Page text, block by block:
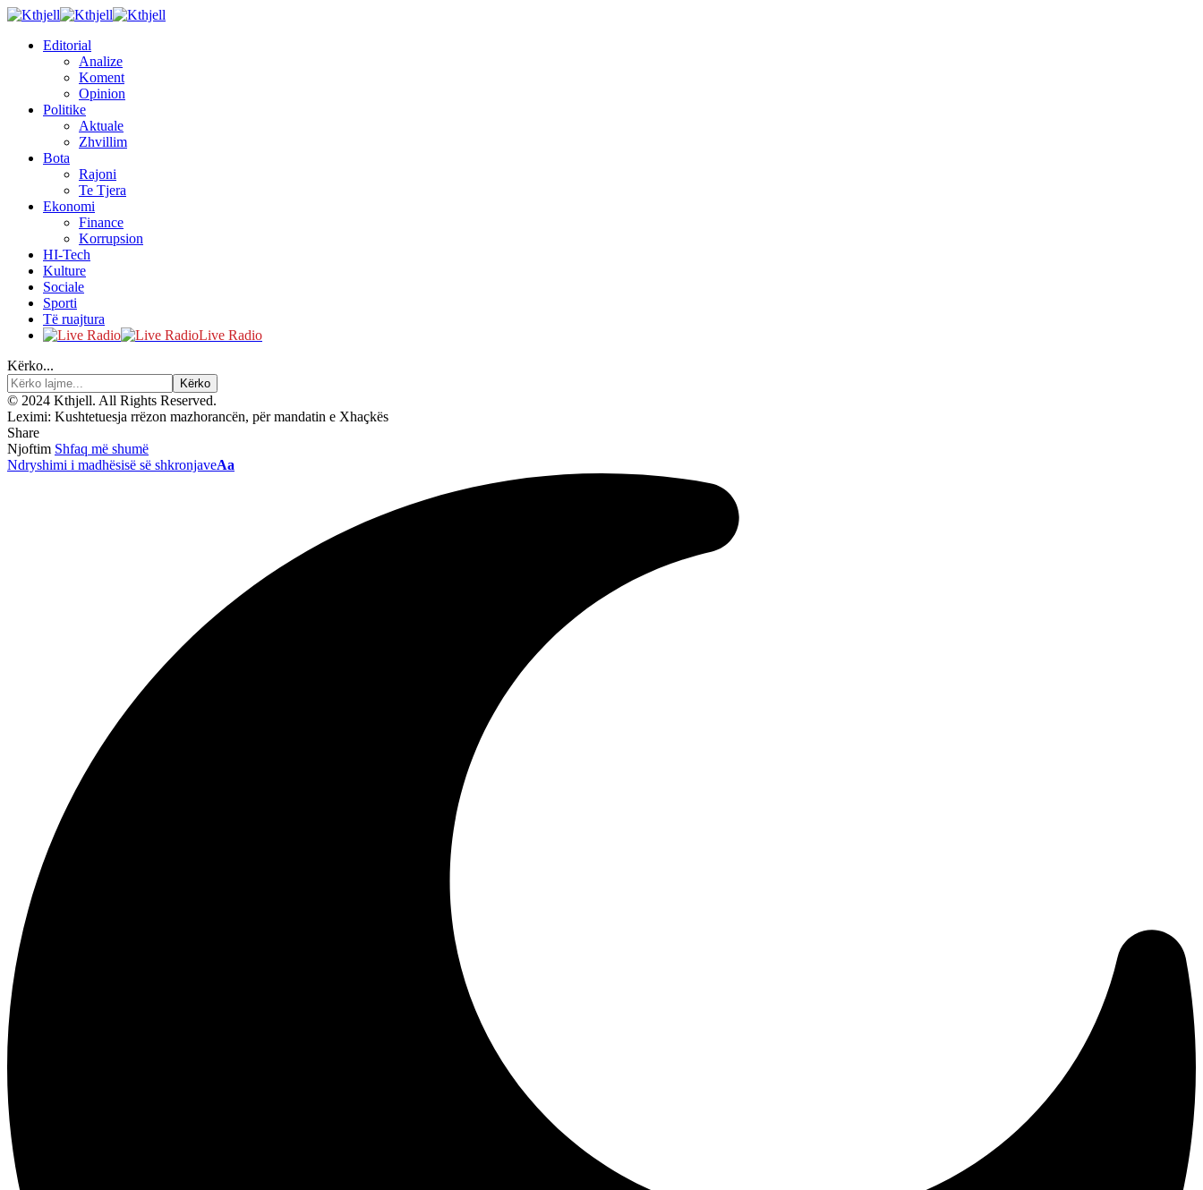
Editorial
Analize
Koment
Opinion
Politike
Aktuale
Zhvillim
Bota
Rajoni
Te Tjera
Ekonomi
Finance
Korrupsion
HI-Tech
Kulture
Sociale
Sporti
Të ruajtura
Live Radio
Kërko...
© 2024 Kthjell. All Rights Reserved.
Leximi: Kushtetuesja rrëzon mazhorancën, për mandatin e Xhaçkës
Share
Njoftim Shfaq më shumë
Ndryshimi i madhësisë së shkronjaveAa